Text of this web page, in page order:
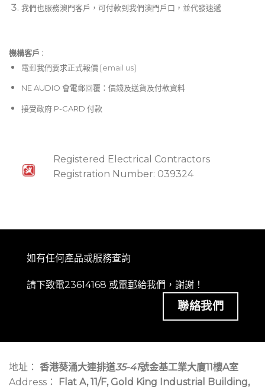
我們也服務澳門客戶，可付款到我們澳門戶口，並代發速遞
機構客戶 :​
電郵我們要求正式報價 [email us]
NE AUDIO 會電郵回覆：價錢及送貨及付款資料
接受政府 P-CARD 付款
Registered Electrical Contractors
Registration Number: 039324
如有任何產品或服務查詢
請下致電23614168 或電郵給我們，謝謝！
聯絡我們
地址： 香港葵涌大連排道35-41號金基工業大廈11樓A室
Address：
Flat A, 11/F, Gold King Industrial Building,